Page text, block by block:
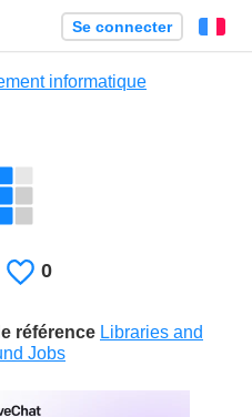
Se connecter
informatique
J'aime
0
référence Libraries and
Jobs